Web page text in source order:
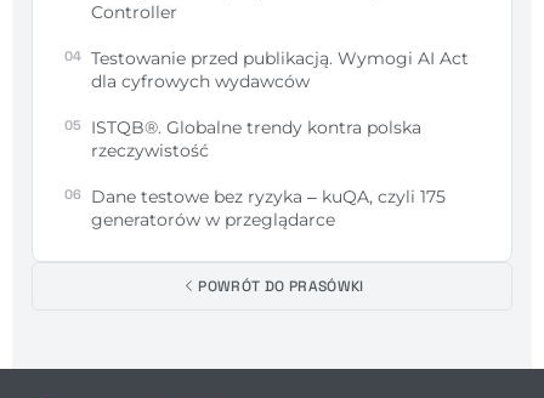
Controller
04 Testowanie przed publikacją. Wymogi AI Act
dla cyfrowych wydawców
05
ISTQB®. Globalne trendy kontra polska
rzeczywistość
06
Dane testowe bez ryzyka – kuQA, czyli 175
generatorów w przeglądarce
POWRÓT DO PRASÓWKI